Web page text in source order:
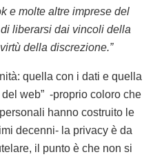
e molte altre imprese del
liberarsi dai vincoli della
della discrezione.”
quella con i dati e quella
web” -proprio coloro che
hanno costruito le
decenni- la privacy è da
il punto è che non si